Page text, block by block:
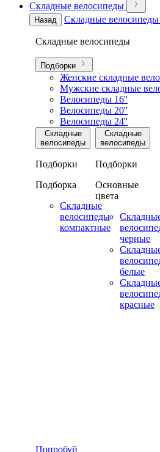
Складные велосипеды
Назад Складные велосипеды
Складные велосипеды
Подборки
Женские складные
Мужские складные
Велосипеды 16''
Велосипеды 20''
Велосипеды 24''
Складные
велосипеды
Подборки
Подборка
Складные
велосипеды
компактные
Складные
велосипеды
Подборки
Основные
цвета
черные
белые
красные
Попробуй